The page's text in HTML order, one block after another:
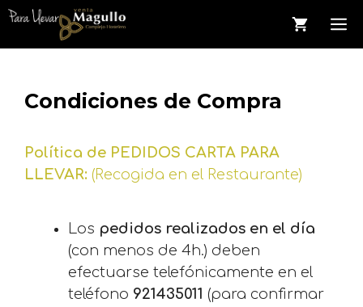
Saltar
contenido
Condiciones de Compra
Política de PEDIDOS CARTA PARA
LLEVAR: (Recogida en el Restaurante)
Los pedidos realizados en el día
(con menos de 4h.) deben
efectuarse telefónicamente en el
teléfono 921435011 (para confirmar